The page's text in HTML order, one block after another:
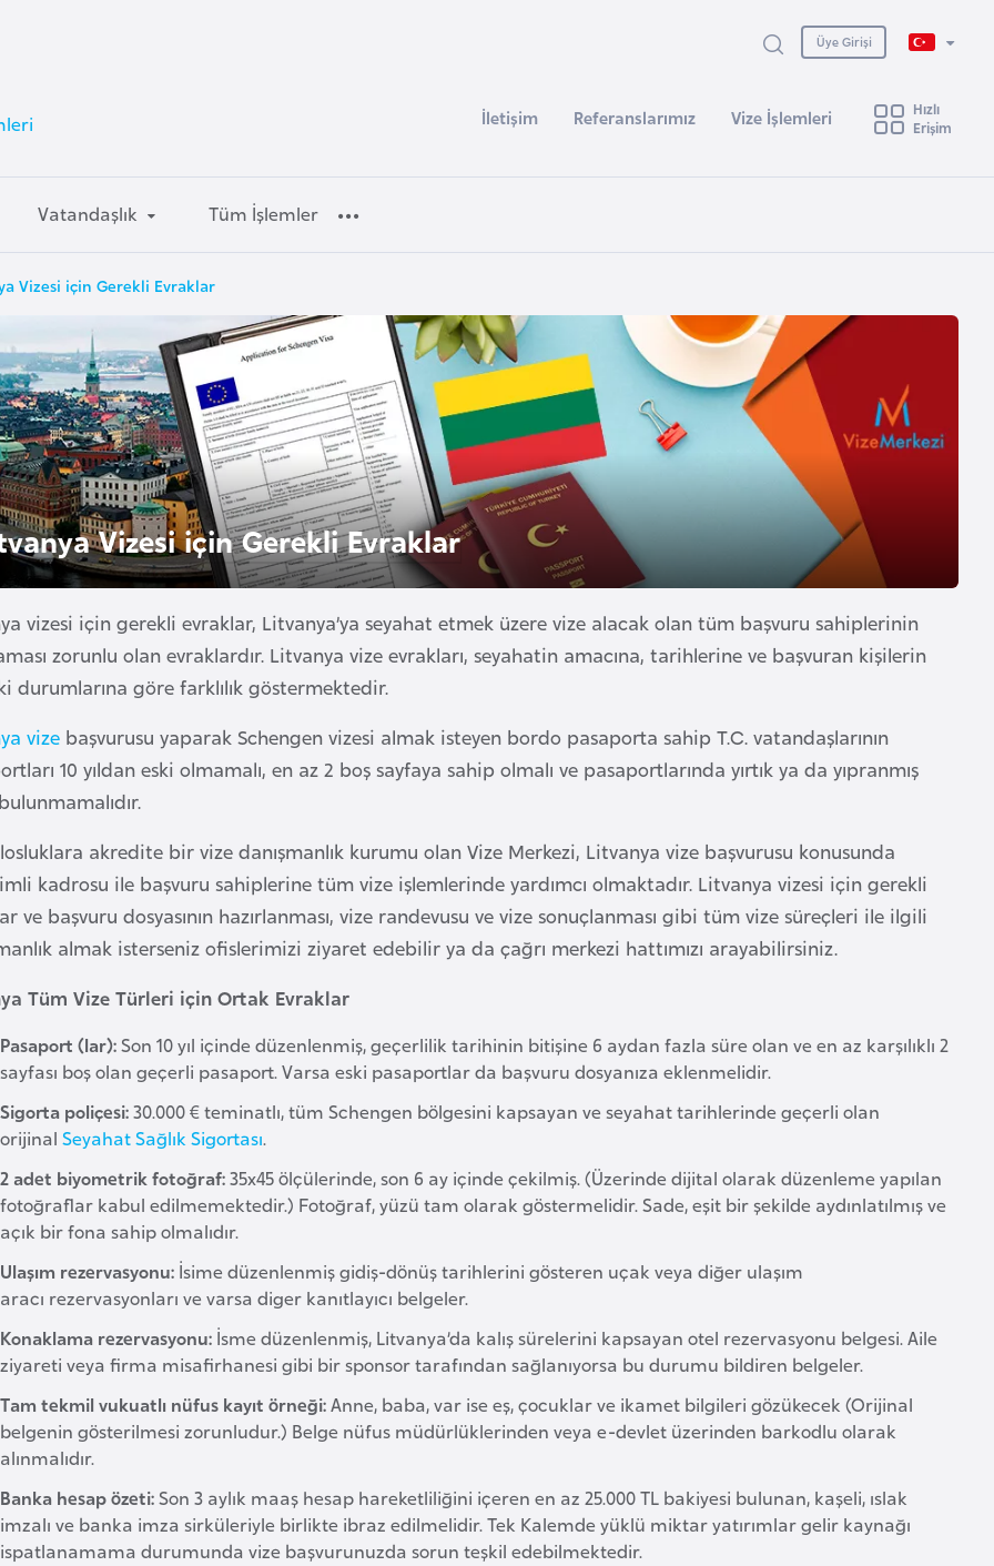
Üye Girişi
İletişim Referanslarımız Vize İşlemleri
Hızlı
Erişim
Vatandaşlık Tüm İşlemler
Vizesi için Gerekli Evraklar
Vizesi için Gerekli Evraklar
vizesi için gerekli evraklar, Litvanya’ya seyahat etmek üzere vize alacak olan tüm başvuru sahiplerinin
zorunlu olan evraklardır. Litvanya vize evrakları, seyahatin amacına, tarihlerine ve başvuran kişilerin
durumlarına göre farklılık göstermektedir.
vize başvurusu yaparak Schengen vizesi almak isteyen bordo pasaporta sahip T.C. vatandaşlarının
10 yıldan eski olmamalı, en az 2 boş sayfaya sahip olmalı ve pasaportlarında yırtık ya da yıpranmış
akredite bir vize danışmanlık kurumu olan Vize Merkezi, Litvanya vize başvurusu konusunda
kadrosu ile başvuru sahiplerine tüm vize işlemlerinde yardımcı olmaktadır. Litvanya vizesi için gerekli
ve başvuru dosyasının hazırlanması, vize randevusu ve vize sonuçlanması gibi tüm vize süreçleri ile ilgili
almak isterseniz ofislerimizi ziyaret edebilir ya da çağrı merkezi hattımızı arayabilirsiniz.
Tüm Vize Türleri için Ortak Evraklar
Pasaport (lar):Son 10 yıl içinde düzenlenmiş, geçerlilik tarihinin bitişine 6 aydan fazla süre olan ve en az karşılıklı 2
sayfası boş olan geçerli pasaport. Varsa eski pasaportlar da başvuru dosyanıza eklenmelidir.
Sigorta poliçesi:30.000 € teminatlı, tüm Schengen bölgesini kapsayan ve seyahat tarihlerinde geçerli olan
orijinal Seyahat Sağlık Sigortası.
2 adet biyometrik fotoğraf:35x45 ölçülerinde, son 6 ay içinde çekilmiş. (Üzerinde dijital olarak düzenleme yapılan
fotoğraflar kabul edilmemektedir.) Fotoğraf, yüzü tam olarak göstermelidir. Sade, eşit bir şekilde aydınlatılmış ve
açık bir fona sahip olmalıdır.
Ulaşım rezervasyonu: İsime düzenlenmiş gidiş-dönüş tarihlerini gösteren uçak veya diğer ulaşım
aracı rezervasyonları ve varsa diger kanıtlayıcı belgeler.
Konaklama rezervasyonu: İsme düzenlenmiş, Litvanya’da kalış sürelerini kapsayan otel rezervasyonu belgesi. Aile
ziyareti veya firma misafirhanesi gibi bir sponsor tarafından sağlanıyorsa bu durumu bildiren belgeler.
Tam tekmil vukuatlı nüfus kayıt örneği:Anne, baba, var ise eş, çocuklar ve ikamet bilgileri gözükecek (Orijinal
belgenin gösterilmesi zorunludur.) Belge nüfus müdürlüklerinden veya e-devlet üzerinden barkodlu olarak
alınmalıdır.
Banka hesap özeti:Son 3 aylık maaş hesap hareketliliğini içeren en az 25.000 TL bakiyesi bulunan, kaşeli, ıslak
imzalı ve banka imza sirküleriyle birlikte ibraz edilmelidir. Tek Kalemde yüklü miktar yatırımlar gelir kaynağı
ispatlanamama durumunda vize başvurunuzda sorun teşkil edebilmektedir.